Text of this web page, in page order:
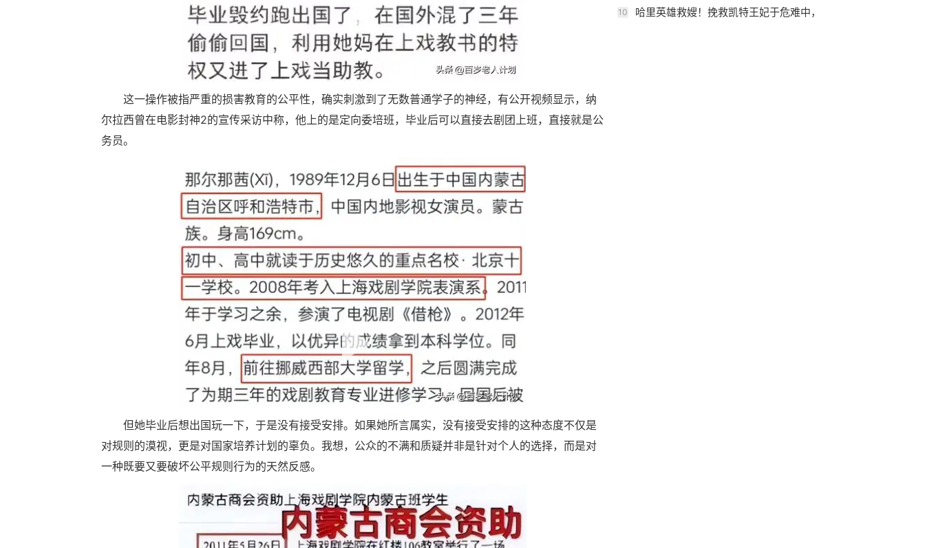
这一操作被指严重的损害教育的公平性，确实刺激到了无数普通学子的神经，有公开视频显示，纳
尔拉西曾在电影封神2的宣传采访中称，他上的是定向委培班，毕业后可以直接去剧团上班，直接就是公
务员。
但她毕业后想出国玩一下，于是没有接受安排。如果她所言属实，没有接受安排的这种态度不仅是
对规则的漠视，更是对国家培养计划的辜负。我想，公众的不满和质疑并非是针对个人的选择，而是对
一种既要又要破坏公平规则行为的天然反感。
10
哈里英雄救嫂！挽救凯特王妃于危难中，